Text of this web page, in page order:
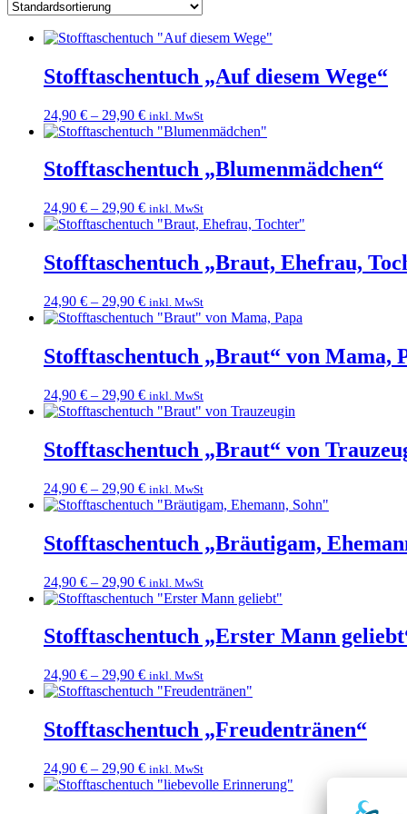
Stofftaschentuch „Auf diesem Wege“
24,90 € – 29,90 € inkl. MwSt
Stofftaschentuch „Blumenmädchen“
24,90 € – 29,90 € inkl. MwSt
Stofftaschentuch „Braut, Ehefrau,
24,90 € – 29,90 € inkl. MwSt
Stofftaschentuch „Braut“ von Mama,
24,90 € – 29,90 € inkl. MwSt
Stofftaschentuch „Braut“ von
24,90 € – 29,90 € inkl. MwSt
Stofftaschentuch „Bräutigam,
24,90 € – 29,90 € inkl. MwSt
Stofftaschentuch „Erster Mann
24,90 € – 29,90 € inkl. MwSt
Stofftaschentuch „Freudentränen“
24,90 € – 29,90 € inkl. MwSt